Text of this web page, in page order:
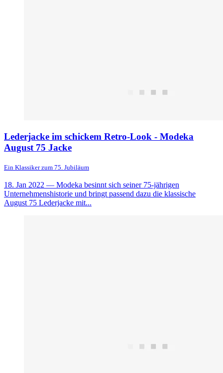
Lederjacke im schickem Retro-Look - Modeka
August 75 Jacke
Ein Klassiker zum 75. Jubiläum
18. Jan 2022 — Modeka besinnt sich seiner 75-jährigen
Unternehmenshistorie und bringt passend dazu die klassische
August 75 Lederjacke mit...